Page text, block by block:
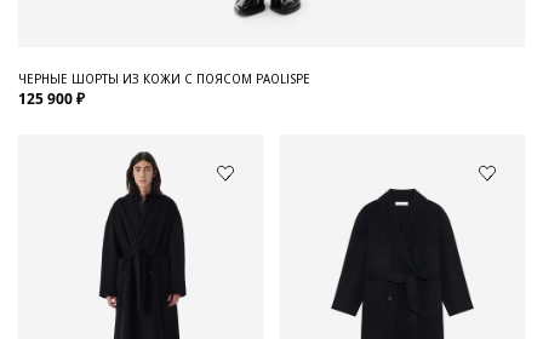
ЧЕРНЫЕ ШОРТЫ ИЗ КОЖИ С ПОЯСОМ PAOLISPE
125 900 ₽